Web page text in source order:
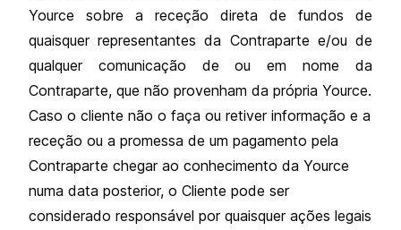
Yource sobre a receção direta de fundos de
quaisquer representantes da Contraparte e/ou de
qualquer comunicação de ou em nome da
Contraparte, que não provenham da própria Yource.
Caso o cliente não o faça ou retiver informação e a
receção ou a promessa de um pagamento pela
Contraparte chegar ao conhecimento da Yource
numa data posterior, o Cliente pode ser
considerado responsável por quaisquer ações legais